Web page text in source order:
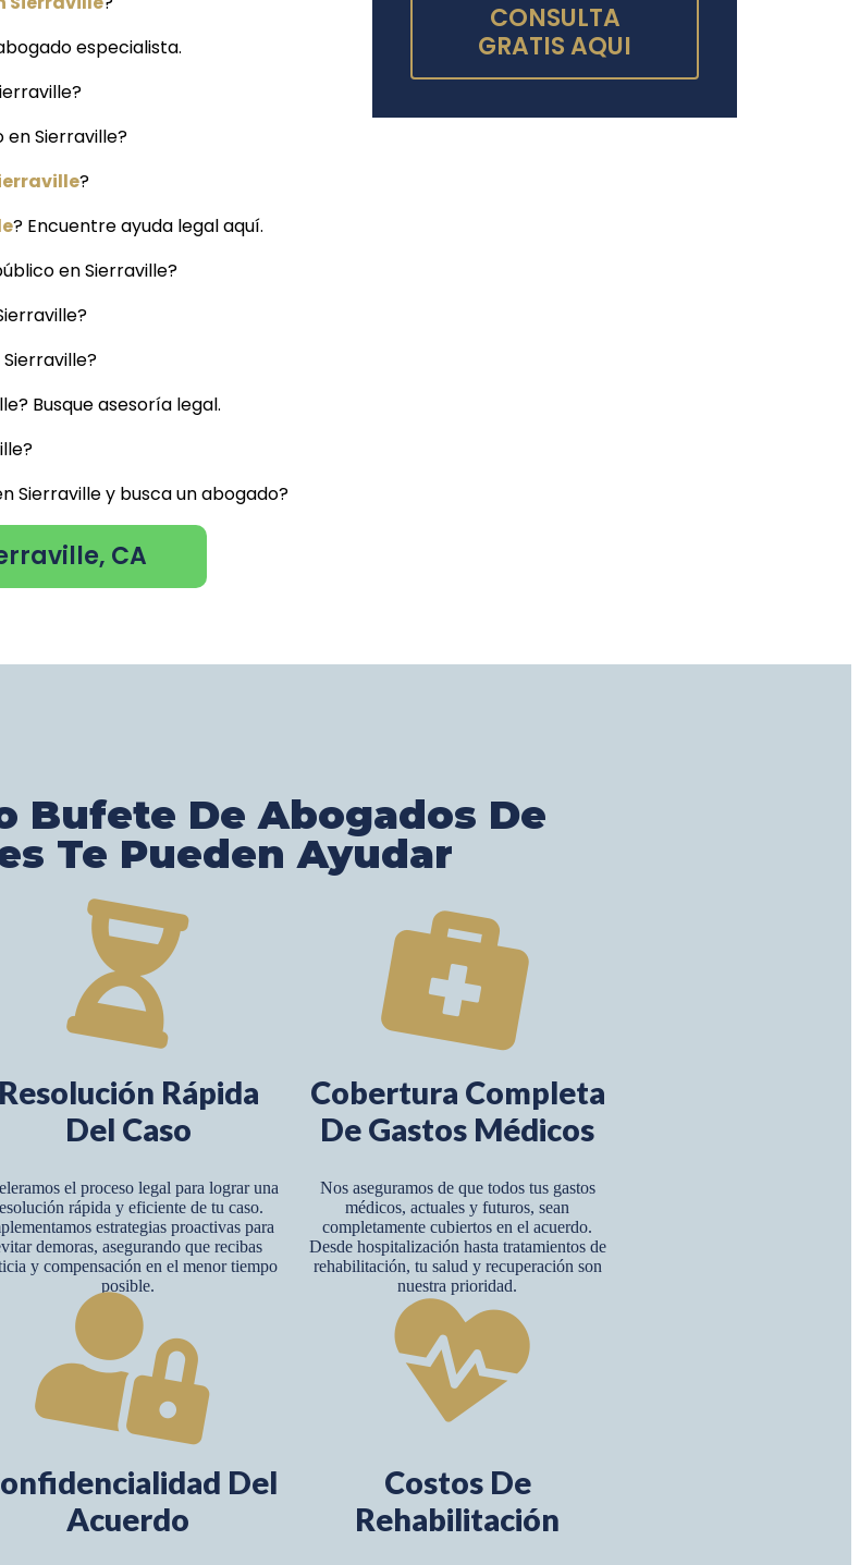
especialista.
en Sierraville?
?
? Encuentre ayuda legal aquí.
en Sierraville?
Busque asesoría legal.
Sierraville y busca un abogado?
CA
CONSULTA
GRATIS AQUI
Bufete De Abogados De
Te Pueden Ayudar
Resolución Rápida
Del Caso
el proceso legal para lograr una
rápida y eficiente de tu caso.
estrategias proactivas para
demoras, asegurando que recibas
y compensación en el menor tiempo
posible.
Del
Acuerdo
Cobertura Completa
De Gastos Médicos
Nos aseguramos de que todos tus gastos
médicos, actuales y futuros, sean
completamente cubiertos en el acuerdo.
Desde hospitalización hasta tratamientos de
rehabilitación, tu salud y recuperación son
nuestra prioridad.
Costos De
Rehabilitación